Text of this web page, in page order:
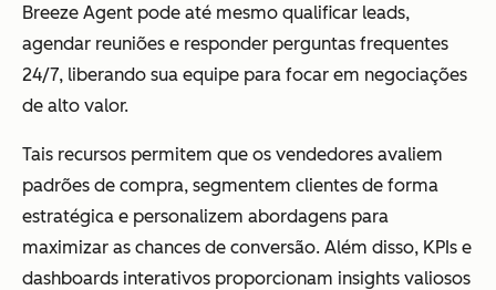
Breeze Agent pode até mesmo qualificar leads,
agendar reuniões e responder perguntas frequentes
24/7, liberando sua equipe para focar em negociações
de alto valor.
Tais recursos permitem que os vendedores avaliem
padrões de compra, segmentem clientes de forma
estratégica e personalizem abordagens para
maximizar as chances de conversão. Além disso, KPIs e
dashboards interativos proporcionam insights valiosos